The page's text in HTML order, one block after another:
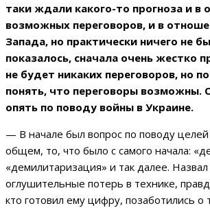
таки ждали какого-то прогноза и в
возможных переговоров, и в
Запада, но практически ничего не
показалось, сначала очень жестко
не будет никаких переговоров, но
понять, что переговоры возможны.
опять по поводу войны в Украине.
— В начале был вопрос по поводу
общем, то, что было с самого начала:
«демилитаризация» и так далее.
оглушительные потерь в технике,
кто готовил ему цифру, позаботились о